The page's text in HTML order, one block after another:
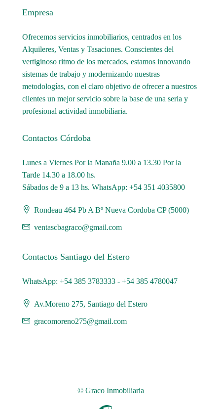
Empresa
Ofrecemos servicios inmobiliarios, centrados en los
Alquileres, Ventas y Tasaciones. Conscientes del
vertiginoso ritmo de los mercados, estamos innovando
sistemas de trabajo y modernizando nuestras
metodologías, con el claro objetivo de ofrecer a nuestros
clientes un mejor servicio sobre la base de una seria y
profesional actividad inmobiliaria.
Contactos Córdoba
Lunes a Viernes Por la Manaña 9.00 a 13.30 Por la
Tarde 14.30 a 18.00 hs.
Sábados de 9 a 13 hs. WhatsApp: +54 351 4035800
Rondeau 464 Pb A Bº Nueva Cordoba CP (5000)
ventascbagraco@gmail.com
Contactos Santiago del Estero
WhatsApp: +54 385 3783333 - +54 385 4780047
Av.Moreno 275, Santiago del Estero
gracomoreno275@gmail.com
© Graco Inmobiliaria